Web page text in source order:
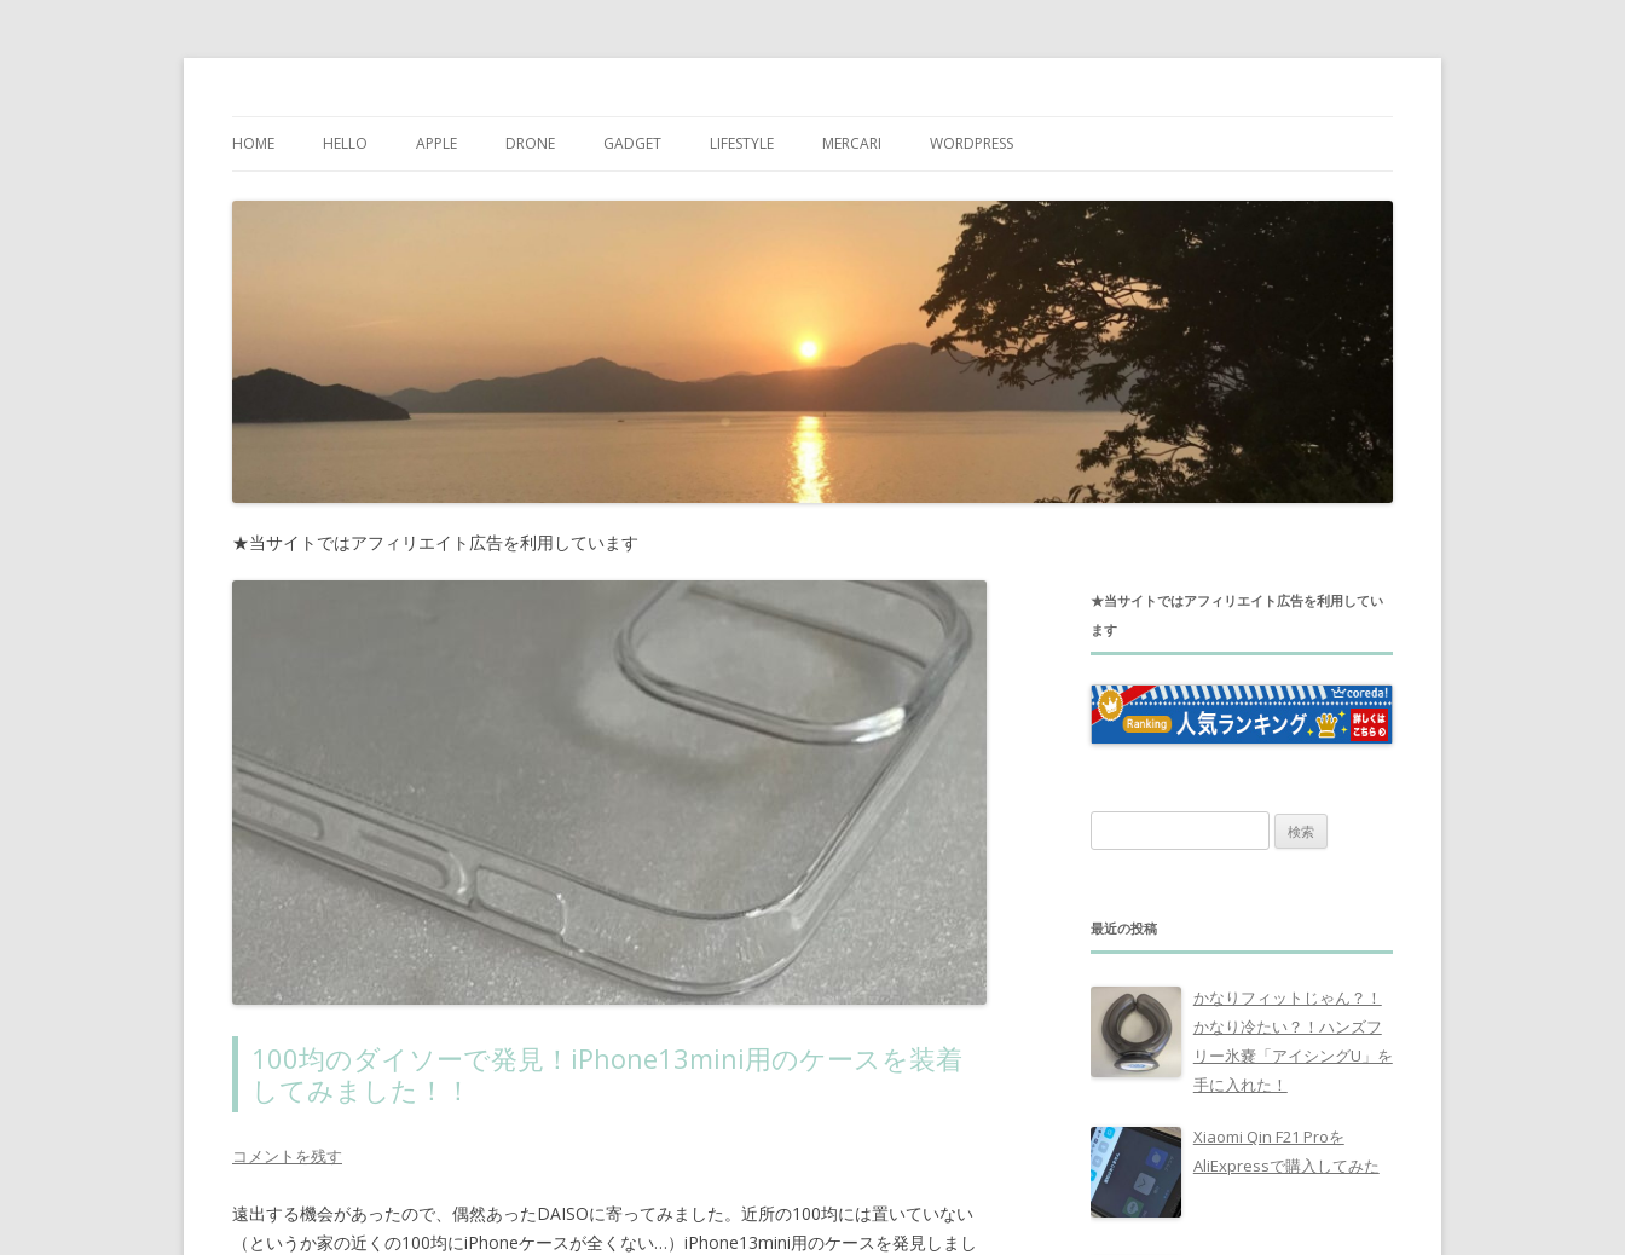
ン
へ
HOME HELLO APPLE
PHONES-MORE
DRONE GADGET LIFESTYLE MERCARI WORDPRESS
グを始める
【WORDPRESS】超初心者（自分）
が入れたプラグイン
【WORDPRESS】カテゴリーの横に
記事数を表示させる
【WORDPRESS】GRAVATARを使っ
★当サイトではアフィリエイト広告を利用しています
100均のダイソーで発見！iPhone13mini用のケースを装着
してみました！！
コメントを残す
遠出する機会があったので、偶然あったDAISOに寄ってみました。近所の100均には置いていない
（というか家の近くの100均にiPhoneケースが全くない…）iPhone13mini用のケースを発見しまし
★当サイトではアフィリエイト広告を利用してい
ます
索
最近の投稿
かなりフィットじゃん？！
かなり冷たい？！ハンズフ
リー氷嚢「アイシングU」を
手に入れた！
Xiaomi Qin F21 Proを
AliExpressで購入してみた